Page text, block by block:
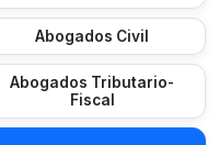
Abogados Civil
Abogados Tributario-
Fiscal